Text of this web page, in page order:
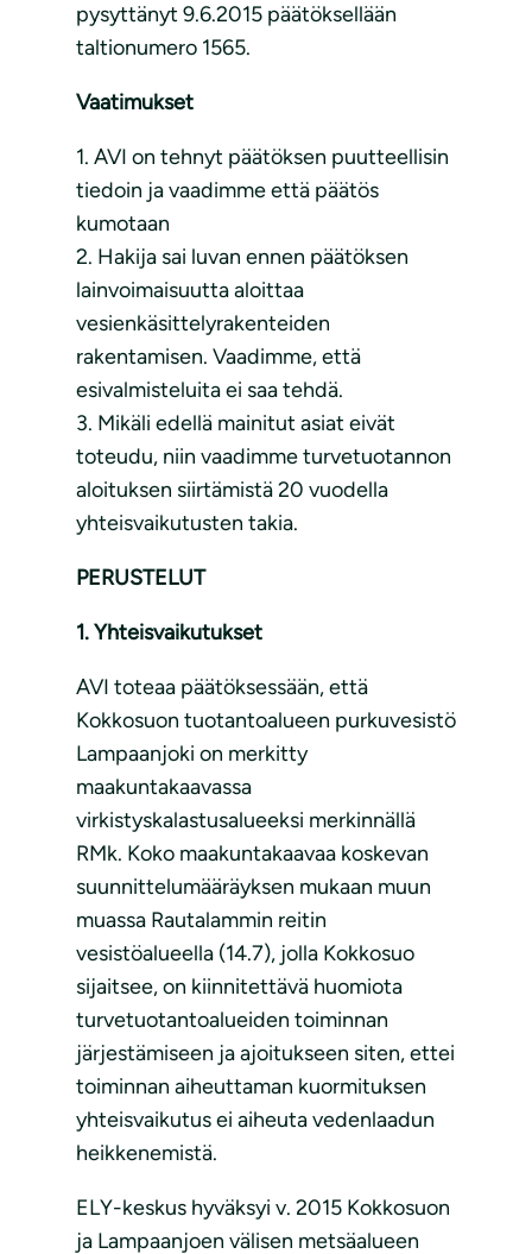
pysyttänyt 9.6.2015 päätöksellään
taltionumero 1565.
Vaatimukset
1. AVI on tehnyt päätöksen puutteellisin
tiedoin ja vaadimme että päätös
kumotaan
2. Hakija sai luvan ennen päätöksen
lainvoimaisuutta aloittaa
vesienkäsittelyrakenteiden
rakentamisen. Vaadimme, että
esivalmisteluita ei saa tehdä.
3. Mikäli edellä mainitut asiat eivät
toteudu, niin vaadimme turvetuotannon
aloituksen siirtämistä 20 vuodella
yhteisvaikutusten takia.
PERUSTELUT
1. Yhteisvaikutukset
AVI toteaa päätöksessään, että
Kokkosuon tuotantoalueen purkuvesistö
Lampaanjoki on merkitty
maakuntakaavassa
virkistyskalastusalueeksi merkinnällä
RMk. Koko maakuntakaavaa koskevan
suunnittelumääräyksen mukaan muun
muassa Rautalammin reitin
vesistöalueella (14.7), jolla Kokkosuo
sijaitsee, on kiinnitettävä huomiota
turvetuotantoalueiden toiminnan
järjestämiseen ja ajoitukseen siten, ettei
toiminnan aiheuttaman kuormituksen
yhteisvaikutus ei aiheuta vedenlaadun
heikkenemistä.
ELY-keskus hyväksyi v. 2015 Kokkosuon
ja Lampaanjoen välisen metsäalueen